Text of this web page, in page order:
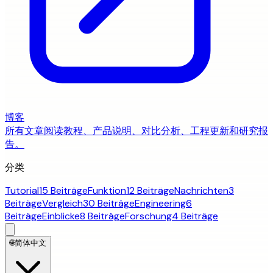
博客
所有文章阅读教程、产品说明、对比分析、工程更新和研究报
告。
分类
Tutorial15 BeiträgeFunktion12 BeiträgeNachrichten3
BeiträgeVergleich30 BeiträgeEngineering6
BeiträgeEinblicke8 BeiträgeForschung4 Beiträge
🌐简体中文